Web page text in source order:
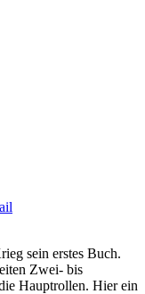
sein erstes Buch.
Zwei- bis
Hauptrollen. Hier ein